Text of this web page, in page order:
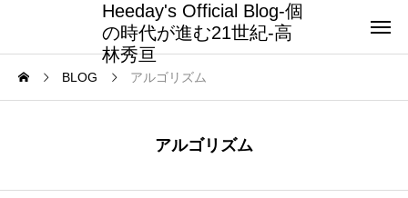
Heeday's Official Blog-個
の時代が進む21世紀-高
林秀亘
BLOG アルゴリズム
アルゴリズム